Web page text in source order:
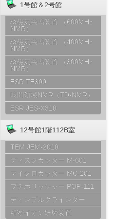
1号館＆2号館
核磁気共鳴装置 （600MHz
NMR）
核磁気共鳴装置 （400MHz
NMR）
核磁気共鳴装置 （300MHz
NMR）
ESR TE300
時間領域NMR（TD-NMR）
ESR JES-X310
12号館1階112B室
TEM JEM-2010
ディスクカッター M-601
マイクロカッター MC-201
プチポリッシャー POP-111
ディンプルグラインダー
精密イオン研磨装置